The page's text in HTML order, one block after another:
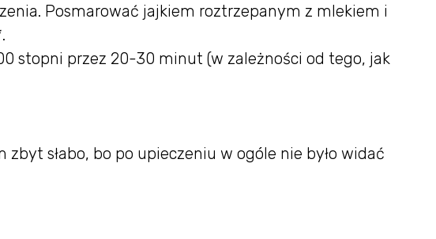
Posmarować jajkiem roztrzepanym z mlekiem i
stopni przez 20-30 minut (w zależności od tego, jak
zbyt słabo, bo po upieczeniu w ogóle nie było widać